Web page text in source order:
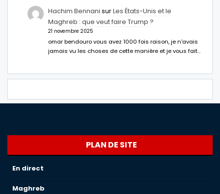
Hachim Bennani surLes États-Unis et le
Maghreb : que veut faire Trump ?
21 novembre 2025
omar bendouro vous avez 1000 fois raison, je n'avais
jamais vu les choses de cette manière et je vous fait…
PLAN DE SITE
En direct
Maghreb